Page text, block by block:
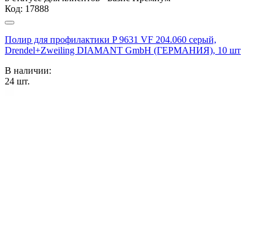
Код: 17888
Полир для профилактики P 9631 VF 204.060 серый,
Drendel+Zweiling DIAMANT GmbH (ГЕРМАНИЯ), 10 шт
В наличии:
24 шт.